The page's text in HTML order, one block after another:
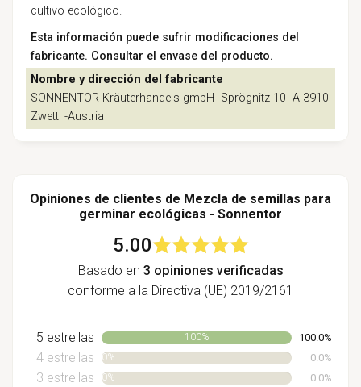
cultivo ecológico.
Esta información puede sufrir modificaciones del
fabricante. Consultar el envase del producto.
Nombre y dirección del fabricante
SONNENTOR Kräuterhandels gmbH -Sprögnitz 10 -A-3910
Zwettl -Austria
Opiniones de clientes de Mezcla de semillas para
germinar ecológicas - Sonnentor
5.00
Basado en 3 opiniones verificadas
conforme a la Directiva (UE) 2019/2161
5 estrellas 100% 100.0%
4 estrellas 0% 0.0%
3 estrellas 0% 0.0%